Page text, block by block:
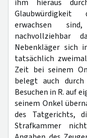
ihm hieraus
erwachsen
nachvollziehbar
Nebenkläger sich
tatsächlich
Zeit bei seinem
belegt auch
Besuchen in R. auf
seinem Onkel
des Tatgerichts,
Strafkammer